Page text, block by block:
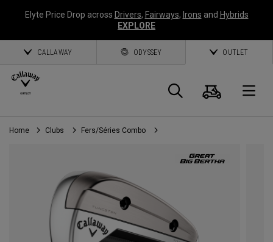
Elyte Price Drop across Drivers, Fairways, Irons and Hybrids
EXPLORE
CALLAWAY ODYSSEY OUTLET
Panier
Home Clubs Fers/Séries Combo